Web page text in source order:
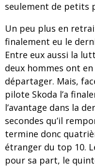
seulement de petits
Un peu plus en
finalement eu le
Entre eux aussi la
deux hommes ont
départager. Mais,
pilote Skoda l’a
l’avantage dans la
secondes qu’il
termine donc
étranger du top 10.
pour sa part, le